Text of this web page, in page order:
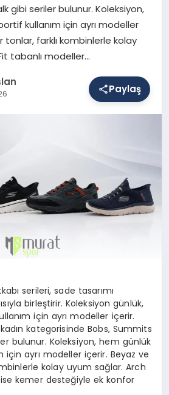
gibi seriler bulunur. Koleksiyon,
kullanım için ayrı modeller
tonlar, farklı kombinlerle kolay
tabanlı modeller…
Paylaş
serileri, sade tasarımı
birleştirir. Koleksiyon günlük,
için ayrı modeller içerir.
kategorisinde Bobs, Summits
bulunur. Koleksiyon, hem günlük
için ayrı modeller içerir. Beyaz ve
kolay uyum sağlar. Arch
kemer desteğiyle ek konfor